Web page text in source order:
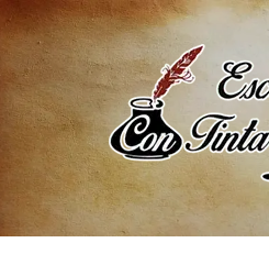
Saltar
al
contenido